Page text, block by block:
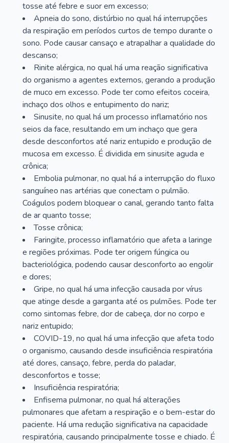
tosse até febre e suor em excesso;
Apneia do sono, distúrbio no qual há interrupções
da respiração em períodos curtos de tempo durante o
sono. Pode causar cansaço e atrapalhar a qualidade do
descanso;
Rinite alérgica, no qual há uma reação significativa
do organismo a agentes externos, gerando a produção
de muco em excesso. Pode ter como efeitos coceira,
inchaço dos olhos e entupimento do nariz;
Sinusite, no qual há um processo inflamatório nos
seios da face, resultando em um inchaço que gera
desde desconfortos até nariz entupido e produção de
mucosa em excesso. É dividida em sinusite aguda e
crônica;
Embolia pulmonar, no qual há a interrupção do fluxo
sanguíneo nas artérias que conectam o pulmão.
Coágulos podem bloquear o canal, gerando tanto falta
de ar quanto tosse;
Tosse crônica;
Faringite, processo inflamatório que afeta a laringe
e regiões próximas. Pode ter origem fúngica ou
bacteriológica, podendo causar desconforto ao engolir
e dores;
Gripe, no qual há uma infecção causada por vírus
que atinge desde a garganta até os pulmões. Pode ter
como sintomas febre, dor de cabeça, dor no corpo e
nariz entupido;
COVID-19, no qual há uma infecção que afeta todo
o organismo, causando desde insuficiência respiratória
até dores, cansaço, febre, perda do paladar,
desconfortos e tosse;
Insuficiência respiratória;
Enfisema pulmonar, no qual há alterações
pulmonares que afetam a respiração e o bem-estar do
paciente. Há uma redução significativa na capacidade
respiratória, causando principalmente tosse e chiado. É